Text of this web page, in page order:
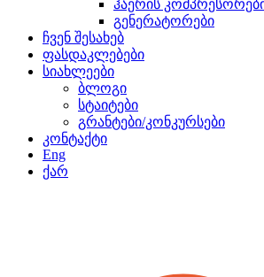
ჰაერის
გენერატორები
ჩვენ შესახებ
ფასდაკლებები
სიახლეები
ბლოგი
სტაიტები
გრანტები/კონკურსები
კონტაქტი
Eng
ქარ